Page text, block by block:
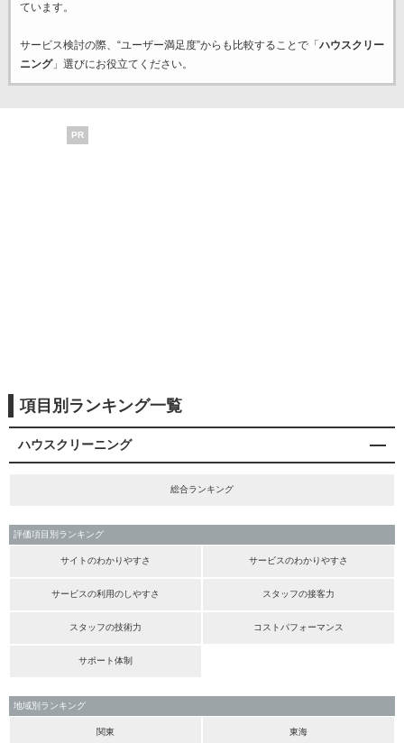
ています。
サービス検討の際、“ユーザー満足度”からも比較することで「 ハウスクリー
ニング」選びにお役立てください。
PR
項目別ランキング一覧
ハウスクリーニング
総合ランキング
評価項目別ランキング
サイトのわかりやすさ サービスのわかりやすさ
サービスの利用のしやすさ スタッフの接客力
スタッフの技術力 コストパフォーマンス
サポート体制
地域別ランキング
関東 東海